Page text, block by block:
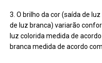
3. O brilho da cor (saída de
de luz branca) variarão
luz colorida medida de
branca medida de acordo